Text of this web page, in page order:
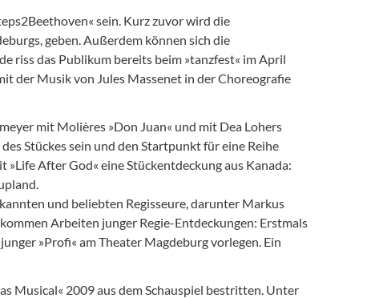
sein. Kurz zuvor wird die
geben. Außerdem können sich die
riss das Publikum bereits beim »tanzfest« im April
der Musik von Jules Massenet in der Choreografie
mit Molières »Don Juan« und mit Dea Lohers
Stückes sein und den Startpunkt für eine Reihe
After God« eine Stückentdeckung aus Kanada:
und beliebten Regisseure, darunter Markus
Arbeiten junger Regie-Entdeckungen: Erstmals
»Profi« am Theater Magdeburg vorlegen. Ein
Musical« 2009 aus dem Schauspiel bestritten. Unter